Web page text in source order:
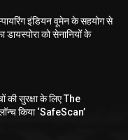
इंडियन वूमेन के सहयोग से
को सेनानियों के
की सुरक्षा के लिए The
किया ‘SafeScan’